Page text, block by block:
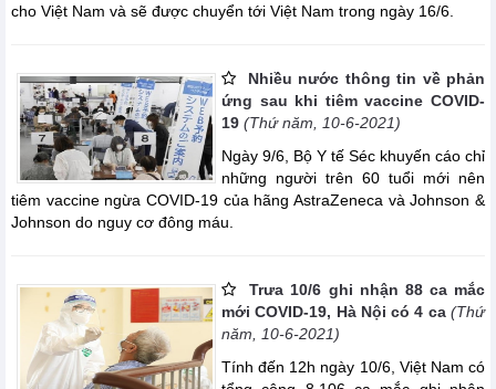
cho Việt Nam và sẽ được chuyển tới Việt Nam trong ngày 16/6.
Nhiều nước thông tin về phản
ứng sau khi tiêm vaccine COVID-
19 (Thứ năm, 10-6-2021)
Ngày 9/6, Bộ Y tế Séc khuyến cáo chỉ
những người trên 60 tuổi mới nên
tiêm vaccine ngừa COVID-19 của hãng AstraZeneca và Johnson &
Johnson do nguy cơ đông máu.
Trưa 10/6 ghi nhận 88 ca mắc
mới COVID-19, Hà Nội có 4 ca (Thứ
năm, 10-6-2021)
Tính đến 12h ngày 10/6, Việt Nam có